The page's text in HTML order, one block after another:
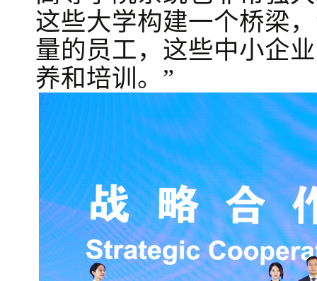
这些大学构建一个桥梁
量的员工，这些中小企
养和培训。”